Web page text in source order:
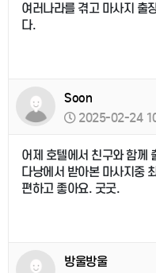
여러나라를 겪고 마사지 출
다.
Soon
2025-02-24
어제 호텔에서 친구와 함께
다낭에서 받아본 마사지중
편하고 좋아요. 굿굿.
방울방울